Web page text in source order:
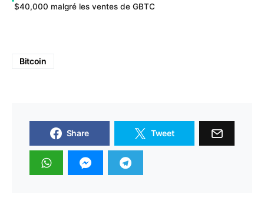
$40,000 malgré les ventes de GBTC
Bitcoin
Share Tweet